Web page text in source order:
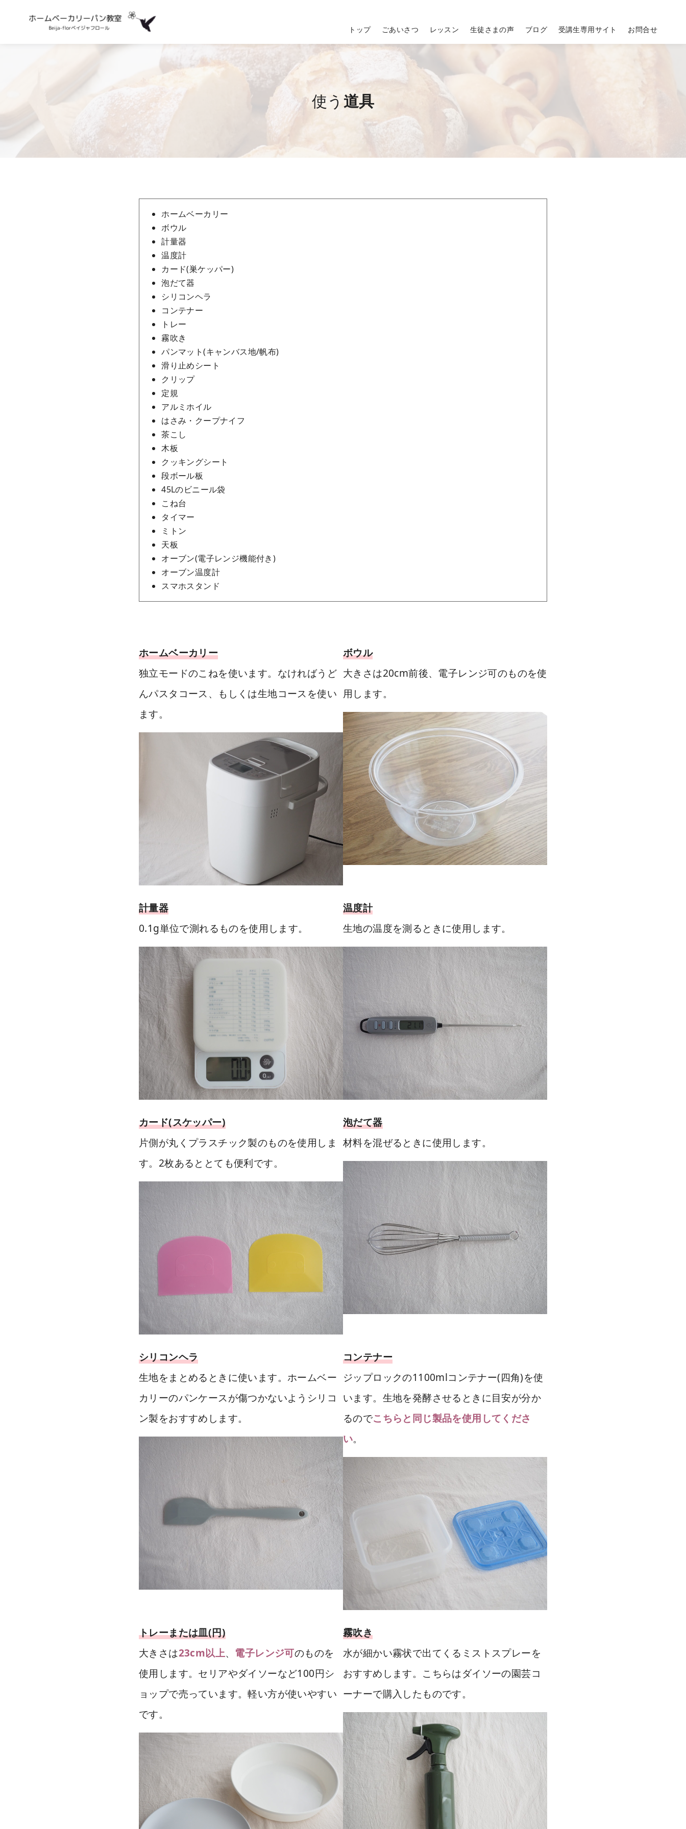
トップ ごあいさつ レッスン 生徒さまの声 ブログ 受講生専用サイト お問合せ
使う 道具
ホームベーカリー
ボウル
計量器
温度計
カード(巣ケッパー)
泡だて器
シリコンヘラ
コンテナー
トレー
霧吹き
パンマット(キャンバス地/帆布)
滑り止めシート
クリップ
定規
アルミホイル
はさみ・クープナイフ
茶こし
木板
クッキングシート
段ボール板
45Lのビニール袋
こね台
タイマー
ミトン
天板
オーブン(電子レンジ機能付き)
オーブン温度計
スマホスタンド
ホームベーカリー
独立モードのこねを使います。なければうど
んパスタコース、もしくは生地コースを使い
ます。
ボウル
大きさは20cm前後、電子レンジ可のものを使
用します。
計量器
0.1g単位で測れるものを使用します。
温度計
生地の温度を測るときに使用します。
カード(スケッパー)
片側が丸くプラスチック製のものを使用しま
す。2枚あるととても便利です。
泡だて器
材料を混ぜるときに使用します。
シリコンヘラ
生地をまとめるときに使います。ホームベー
カリーのパンケースが傷つかないようシリコ
ン製をおすすめします。
コンテナー
ジップロックの1100mlコンテナー(四角)を使
います。生地を発酵させるときに目安が分か
るのでこちらと同じ製品を使用してくださ
い。
トレーまたは皿(円)
大きさは23cm以上、 電子レンジ可のものを
使用します。セリアやダイソーなど100円シ
ョップで売っています。軽い方が使いやすい
です。
霧吹き
水が細かい霧状で出てくるミストスプレーを
おすすめします。こちらはダイソーの園芸コ
ーナーで購入したものです。